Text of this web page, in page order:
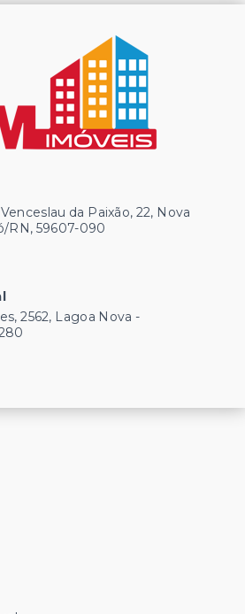
da Paixão, 22, Nova
RN, 59607-090
2562, Lagoa Nova -